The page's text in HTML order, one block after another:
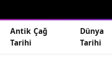
Antik Çağ
Tarihi
Dünya
Tarihi